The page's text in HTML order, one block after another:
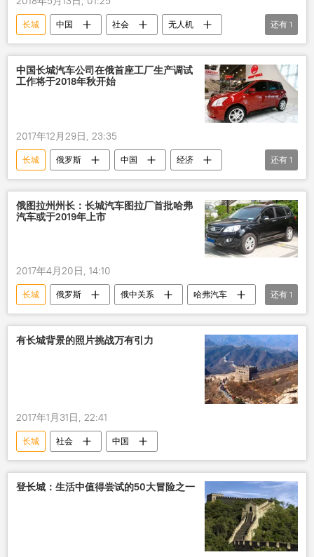
长城 中国 社会
无人机
修复
还有 1
中国长城汽车公司在俄首座工厂生产调试
工作将于2018年秋开始
2017年12月29日, 23:35
长城 俄罗斯 中国
经济
工厂
还有 1
俄图拉州州长：长城汽车图拉厂首批哈弗
汽车或于2019年上市
2017年4月20日, 14:10
长城 俄罗斯 俄中关系
哈弗汽车
中国
还有 1
有长城背景的照片挑战万有引力
2017年1月31日, 22:41
长城 社会 中国
登长城：生活中值得尝试的50大冒险之一